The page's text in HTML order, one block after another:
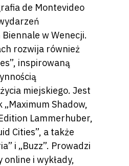
de Montevideo
w Wenecji.
rozwija również
inspirowaną
miejskiego. Jest
Shadow,
Lammerhuber,
Cities”, a także
i „Buzz”. Prowadzi
i wykłady,